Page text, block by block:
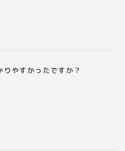
やすかったですか？